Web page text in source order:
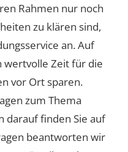
Rahmen nur noch
zu klären sind,
an. Auf
wertvolle Zeit für die
vor Ort sparen.
zum Thema
darauf finden Sie auf
beantworten wir